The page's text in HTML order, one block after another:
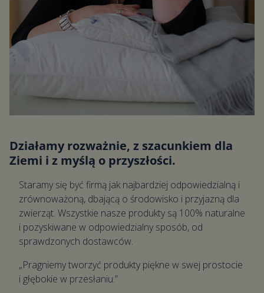
Działamy rozważnie, z szacunkiem dla
Ziemi i z myślą o przyszłości.
Staramy się być firmą jak najbardziej odpowiedzialną i
zrównoważoną, dbającą o środowisko i przyjazną dla
zwierząt. Wszystkie nasze produkty są 100% naturalne
i pozyskiwane w odpowiedzialny sposób, od
sprawdzonych dostawców.
„Pragniemy tworzyć produkty piękne w swej prostocie
i głębokie w przesłaniu.”